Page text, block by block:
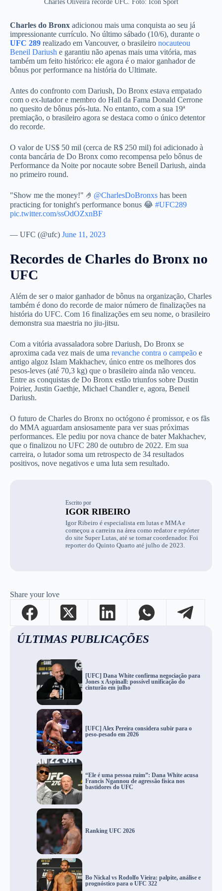
Charles Oliveira recorde UFC. Foto: Icon Sport
Charles do Bronx adicionou mais uma conquista ao seu já
impressionante currículo. No último sábado (10/6), durante o
UFC 289 realizado em Vancouver, o brasileiro nocauteou
Beneil Dariush e garantiu não apenas mais uma vitória, mas
também um feito histórico: ele agora é o maior ganhador de
bônus por performance na história do Ultimate.
Antes do confronto com Dariush, Do Bronx estava empatado
com o ex-lutador e membro do Hall da Fama Donald Cerrone
no quesito de bônus pós-luta. No entanto, com a sua 19ª
premiação, o brasileiro agora se destaca como o único detentor
do recorde.
O valor de US$ 50 mil (cerca de R$ 250 mil) foi adicionado à
conta bancária de Do Bronx como recompensa pelo bônus de
Performance da Noite por nocaute sobre Beneil Dariush, ainda
no primeiro round.
"Show me the money!" 🤌 @CharlesDoBronxs has been
practicing for tonight's performance bonus 😂 #UFC289
pic.twitter.com/ssOdOZxnBF
— UFC (@ufc) June 11, 2023
Recordes de Charles do Bronx no
UFC
Além de ser o maior ganhador de bônus na organização, Charles
também é dono do recorde de maior número de finalizações na
história do UFC. Com 16 finalizações em seu nome, o brasileiro
demonstra sua maestria no jiu-jitsu.
Com a vitória avassaladora sobre Dariush, Do Bronx se
aproxima cada vez mais de uma revanche contra o campeão e
antigo algoz Islam Makhachev, único entre os melhores dos
pesos-leves (até 70,3 kg) que o brasileiro ainda não venceu.
Entre as conquistas de Do Bronx estão triunfos sobre Dustin
Poirier, Justin Gaethje, Michael Chandler e, agora, Beneil
Dariush.
O futuro de Charles do Bronx no octógono é promissor, e os fãs
do MMA aguardam ansiosamente para ver suas próximas
performances. Ele pediu por nova chance de bater Makhachev,
que o finalizou no UFC 280 de outubro de 2022. Em sua
carreira, o lutador soma um retrospecto de 34 resultados
positivos, nove negativos e uma luta sem resultado.
Escrito por
IGOR RIBEIRO
Igor Ribeiro é especialista em lutas e MMA e
começou a carreira na área como redator e repórter
do site Super Lutas, até se tornar coordenador. Foi
reporter do Quinto Quarto até julho de 2023.
Share your love
ÚLTIMAS PUBLICAÇÕES
[UFC] Dana White confirma negociação para
Jones x Aspinall: possível unificação do
cinturão em julho
[UFC] Alex Pereira considera subir para o
peso-pesado em 2026
“Ele é uma pessoa ruim”: Dana White acusa
Francis Ngannou de agressão física nos
bastidores do UFC
Ranking UFC 2026
Bo Nickal vs Rodolfo Vieira: palpite, análise e
prognóstico para o UFC 322